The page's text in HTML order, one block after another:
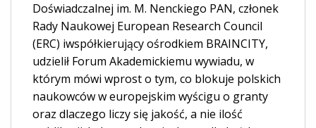
Doświadczalnej im. M. Nenckiego PAN, członek
Rady Naukowej European Research Council
(ERC) iwspółkierujący ośrodkiem BRAINCITY,
udzielił Forum Akademickiemu wywiadu, w
którym mówi wprost o tym, co blokuje polskich
naukowców w europejskim wyścigu o granty
oraz dlaczego liczy się jakość, a nie ilość